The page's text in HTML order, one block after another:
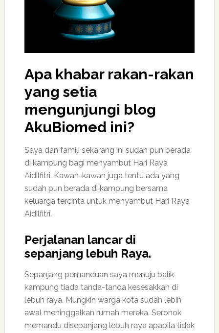
Apa khabar rakan-rakan
yang setia
mengunjungi blog
AkuBiomed ini?
Saya dan famili sekarang ini sudah pun berada
di kampung bagi menyambut Hari Raya
Aidilfitri. Kawan-kawan juga tentu ada yang
sudah pun berada di kampung bersama
keluarga tercinta untuk menyambut Hari Raya
Aidilfitri.
Perjalanan lancar di
sepanjang lebuh Raya.
Sepanjang pemanduan saya menuju balik
kampung tiada tanda-tanda kesesakkan di
lebuh raya. Mungkin warga kota sudah lebih
awal meninggalkan rumah mereka. Seronok
memandu disepanjang lebuh raya apabila tidak